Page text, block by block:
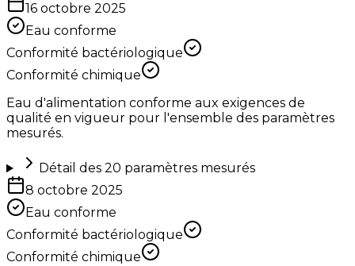
16 octobre 2025
Eau conforme
Conformité bactériologique
Conformité chimique
Eau d'alimentation conforme aux exigences de
qualité en vigueur pour l'ensemble des paramètres
mesurés.
Détail des 20 paramètres mesurés
8 octobre 2025
Eau conforme
Conformité bactériologique
Conformité chimique